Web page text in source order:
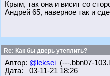
Крым, так она и висит со
Андрей 65, наверное так и
Re: Как бы дверь утеплить?
Автор: @leksei (---.bbn07-
Дата: 03-11-21 18:26